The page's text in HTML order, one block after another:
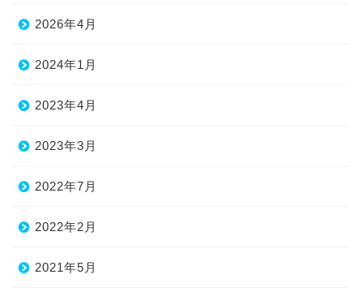
2026年4月
2024年1月
2023年4月
2023年3月
2022年7月
2022年2月
2021年5月